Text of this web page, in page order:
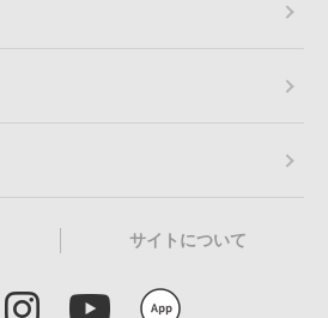
サイトについて